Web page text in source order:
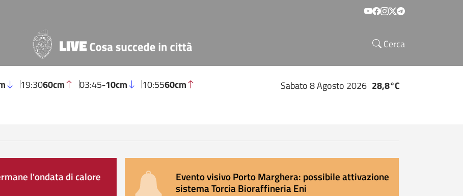
Social menu
Cerca
19:3060cm 03:45-10cm 10:5560cm Sabato 8 Agosto 2026 28,8°C
l'ondata di calore Evento visivo Porto Marghera: possibile attivazione
sistema Torcia Bioraffineria Eni